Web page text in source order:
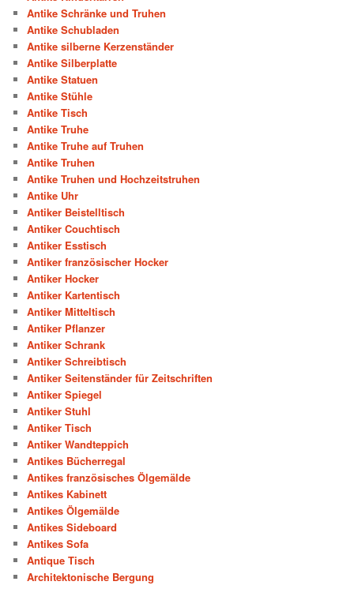
Antike Schränke und Truhen
Antike Schubladen
Antike silberne Kerzenständer
Antike Silberplatte
Antike Statuen
Antike Stühle
Antike Tisch
Antike Truhe
Antike Truhe auf Truhen
Antike Truhen
Antike Truhen und Hochzeitstruhen
Antike Uhr
Antiker Beistelltisch
Antiker Couchtisch
Antiker Esstisch
Antiker französischer Hocker
Antiker Hocker
Antiker Kartentisch
Antiker Mitteltisch
Antiker Pflanzer
Antiker Schrank
Antiker Schreibtisch
Antiker Seitenständer für Zeitschriften
Antiker Spiegel
Antiker Stuhl
Antiker Tisch
Antiker Wandteppich
Antikes Bücherregal
Antikes französisches Ölgemälde
Antikes Kabinett
Antikes Ölgemälde
Antikes Sideboard
Antikes Sofa
Antique Tisch
Architektonische Bergung